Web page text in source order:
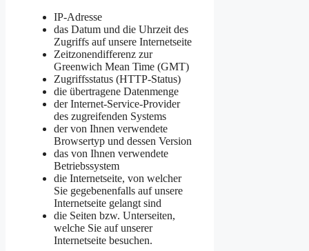
IP-Adresse
das Datum und die Uhrzeit des
Zugriffs auf unsere Internetseite
Zeitzonendifferenz zur
Greenwich Mean Time (GMT)
Zugriffsstatus (HTTP-Status)
die übertragene Datenmenge
der Internet-Service-Provider
des zugreifenden Systems
der von Ihnen verwendete
Browsertyp und dessen Version
das von Ihnen verwendete
Betriebssystem
die Internetseite, von welcher
Sie gegebenenfalls auf unsere
Internetseite gelangt sind
die Seiten bzw. Unterseiten,
welche Sie auf unserer
Internetseite besuchen.